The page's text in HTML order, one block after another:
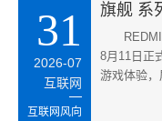
31
2026-07
互联网
互联网风向
旗舰 系
8月11日正
游戏体验，